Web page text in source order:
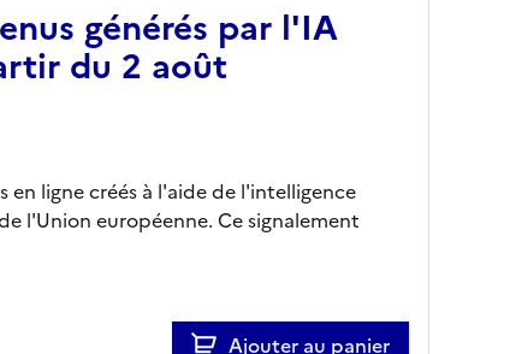
générés par l'IA
du 2 août
ligne créés à l'aide de l'intelligence
l'Union européenne. Ce signalement
Ajouter au panier